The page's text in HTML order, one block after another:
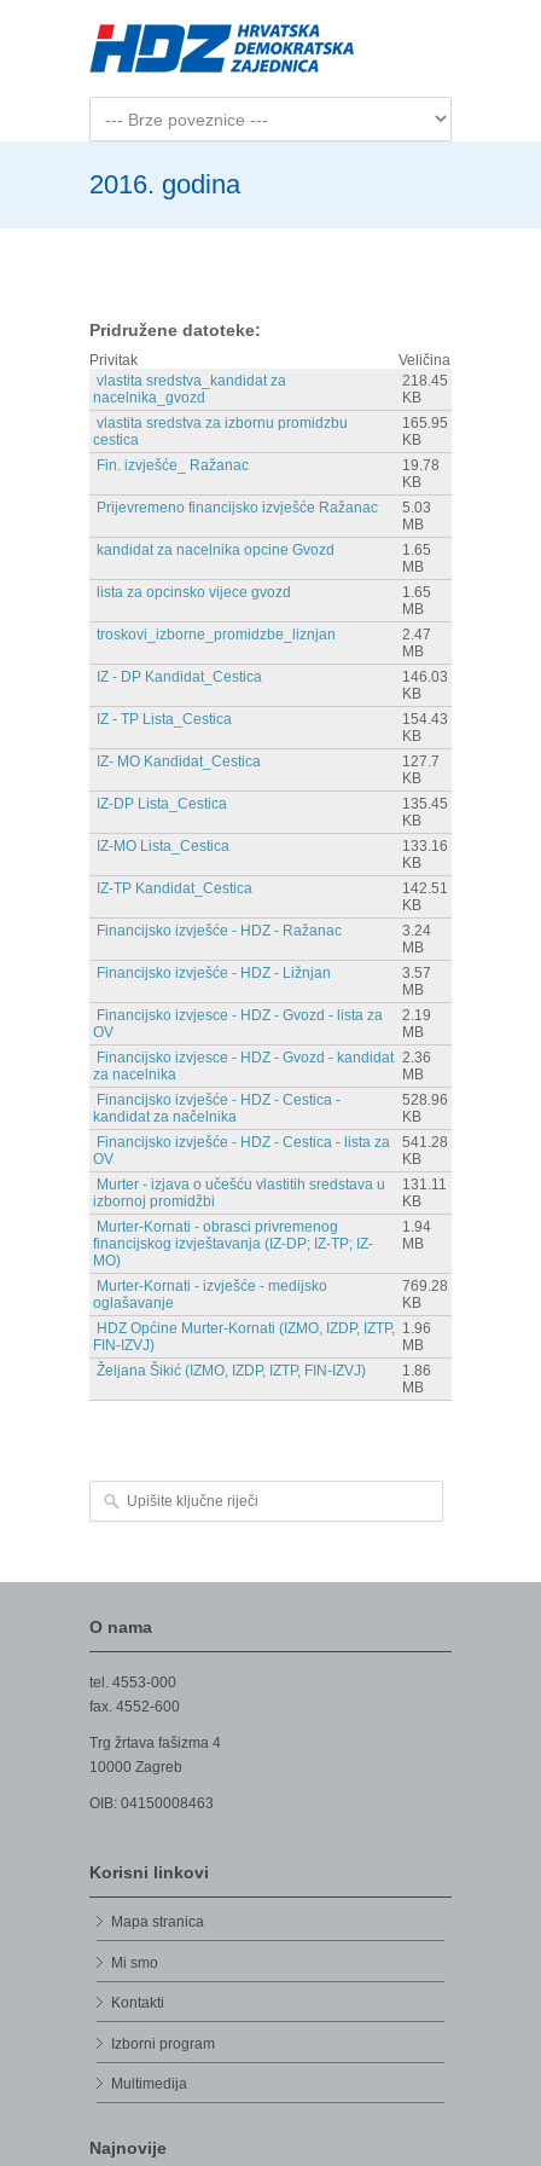
2016. godina
Pridružene datoteke:
Privitak
Veličina
vlastita sredstva_kandidat za
nacelnika_gvozd
218.45
KB
vlastita sredstva za izbornu promidzbu
cestica
165.95
KB
Fin. izvješće_ Ražanac
19.78
KB
Prijevremeno financijsko izvješće Ražanac
5.03
MB
kandidat za nacelnika opcine Gvozd
1.65
MB
lista za opcinsko vijece gvozd
1.65
MB
troskovi_izborne_promidzbe_liznjan
2.47
MB
IZ - DP Kandidat_Cestica
146.03
KB
IZ - TP Lista_Cestica
154.43
KB
IZ- MO Kandidat_Cestica
127.7
KB
IZ-DP Lista_Cestica
135.45
KB
IZ-MO Lista_Cestica
133.16
KB
IZ-TP Kandidat_Cestica
142.51
KB
Financijsko izvješće - HDZ - Ražanac
3.24
MB
Financijsko izvješće - HDZ - Ližnjan
3.57
MB
Financijsko izvjesce - HDZ - Gvozd - lista za
OV
2.19
MB
Financijsko izvjesce - HDZ - Gvozd - kandidat
za nacelnika
2.36
MB
Financijsko izvješće - HDZ - Cestica -
kandidat za načelnika
528.96
KB
Financijsko izvješće - HDZ - Cestica - lista za
OV
541.28
KB
Murter - izjava o učešću vlastitih sredstava u
izbornoj promidžbi
131.11
KB
Murter-Kornati - obrasci privremenog
financijskog izvještavanja (IZ-DP; IZ-TP; IZ-
MO)
1.94
MB
Murter-Kornati - izvješće - medijsko
oglašavanje
769.28
KB
HDZ Općine Murter-Kornati (IZMO, IZDP, IZTP,
FIN-IZVJ)
1.96
MB
Željana Šikić (IZMO, IZDP, IZTP, FIN-IZVJ)
1.86
MB
Upišite ključne riječi
O nama
tel. 4553-000
fax. 4552-600
Trg žrtava fašizma 4
10000 Zagreb
OIB: 04150008463
Korisni linkovi
Mapa stranica
Mi smo
Kontakti
Izborni program
Multimedija
Najnovije